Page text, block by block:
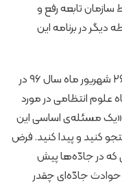
۱۵۳ نقطه توسط سازمان تابعه رفع و
است و تا پایان امسال، ۲۴۷ نقطه دیگر در برنامه این
یادآور می‌شود، آیت الله خامنه‌ای در تاریخ ۲۶ شهریور ماه سال ۹۶ در
انتظامی در مورد
مسئله‌ی اساسی این
کنید و پیدا کنید. فرض
که در جادّه‌ها پیش
حوادث جادّه‌ای چقدر